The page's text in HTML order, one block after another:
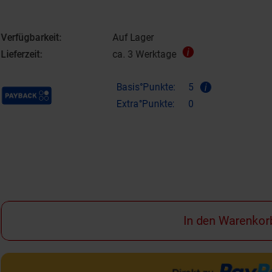
Verfügbarkeit:
Auf Lager
Lieferzeit:
ca. 3 Werktage
Payback Punkte Basis°Punkte:
5
Extra°Punkte:
0
In den